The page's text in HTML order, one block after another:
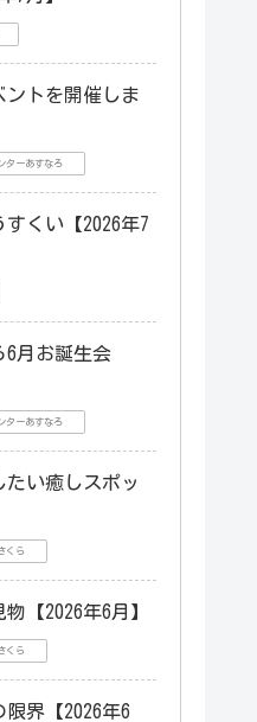
ントを開催しま
ターあすなろ
すくい【2026年7
6月お誕生会
ターあすなろ
たい癒しスポッ
くら
【2026年6月】
くら
限界【2026年6